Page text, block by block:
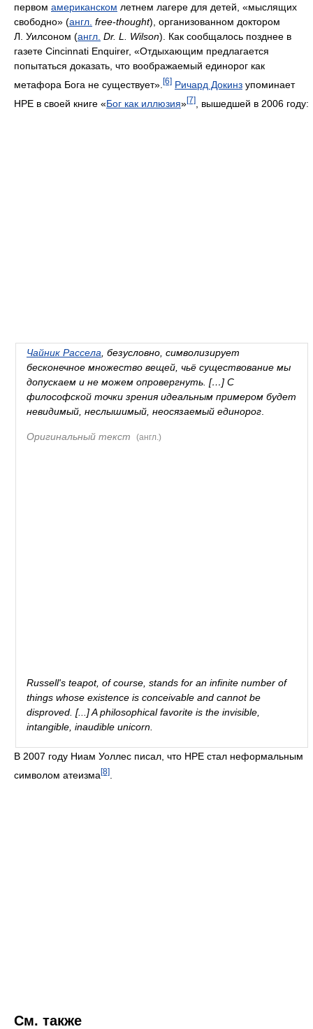
первом американском летнем лагере для детей, «мыслящих
свободно» (англ. free-thought), организованном доктором
Л. Уилсоном (англ. Dr. L. Wilson). Как сообщалось позднее в
газете Cincinnati Enquirer, «Отдыхающим предлагается
попытаться доказать, что воображаемый единорог как
метафора Бога не существует». [6] Ричард Докинз упоминает
НРЕ в своей книге «Бог как иллюзия»[7] , вышедшей в 2006 году:
Чайник Рассела, безусловно, символизирует
бесконечное множество вещей, чьё существование мы
допускаем и не можем опровергнуть. […] С
философской точки зрения идеальным примером будет
невидимый, неслышимый, неосязаемый единорог.
Оригинальный текст (англ.)
Russell's teapot, of course, stands for an infinite number of
things whose existence is conceivable and cannot be
disproved. [...] A philosophical favorite is the invisible,
intangible, inaudible unicorn.
В 2007 году Ниам Уоллес писал, что НРЕ стал неформальным
символом атеизма [8]
См. также